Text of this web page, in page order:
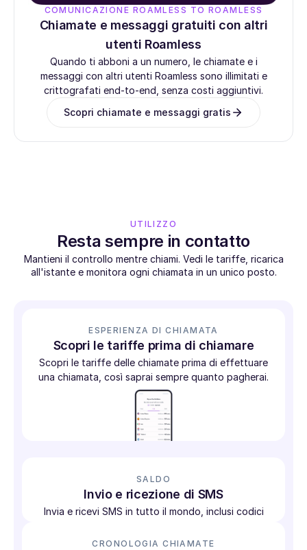
COMUNICAZIONE ROAMLESS TO ROAMLESS
Chiamate e messaggi gratuiti con altri
utenti Roamless
Quando ti abboni a un numero, le chiamate e i
messaggi con altri utenti Roamless sono illimitati e
crittografati end-to-end, senza costi aggiuntivi.
Scopri chiamate e messaggi gratis
UTILIZZO
Resta sempre in contatto
Mantieni il controllo mentre chiami. Vedi le tariffe, ricarica
all'istante e monitora ogni chiamata in un unico posto.
ESPERIENZA DI CHIAMATA
Scopri le tariffe prima di chiamare
Scopri le tariffe delle chiamate prima di effettuare
una chiamata, così saprai sempre quanto pagherai.
SALDO
Invio e ricezione di SMS
Invia e ricevi SMS in tutto il mondo, inclusi codici
CRONOLOGIA CHIAMATE